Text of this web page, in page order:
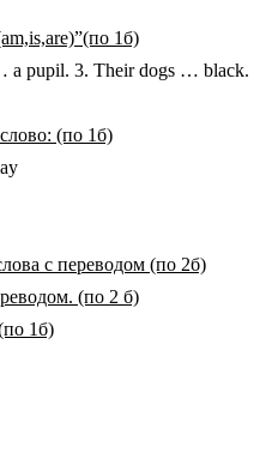
1б)
a pupil. 3. Their dogs … black.
(по 1б)
с переводом (по 2б)
(по 2 б)
1б)